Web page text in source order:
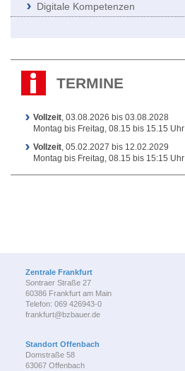
Digitale Kompetenzen
TERMINE
Vollzeit, 03.08.2026 bis 03.08.2028
Montag bis Freitag, 08.15 bis 15.15 Uhr
Vollzeit, 05.02.2027 bis 12.02.2029
Montag bis Freitag, 08.15 bis 15:15 Uhr
Zentrale Frankfurt
Sontraer Straße 27
60386 Frankfurt am Main
Telefon: 069 426943-0
frankfurt@bzbauer.de
Standort Offenbach
Domstraße 58
63067 Offenbach